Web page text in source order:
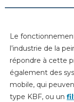
Le
l’industrie de la
répondre à cette
également des
mobile, qui
type KBF, ou un